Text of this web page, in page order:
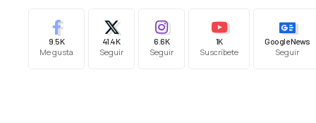
9.5K
Me gusta
41.4K
Seguir
6.6K
Seguir
1K
Suscríbete
Google News
Seguir